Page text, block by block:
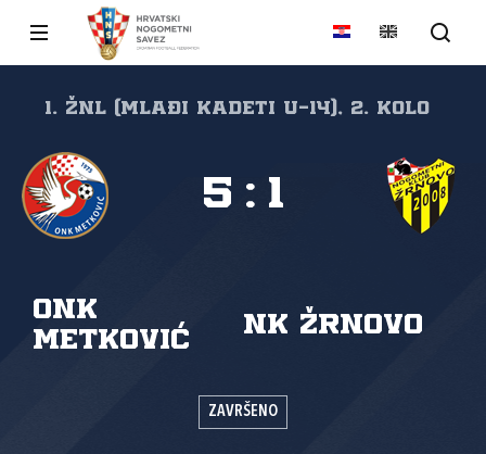
1. ŽNL (mlađi kadeti U-14), 2. kolo
ONK
Metković
NK Žrnovo
5 : 1
ZAVRŠENO